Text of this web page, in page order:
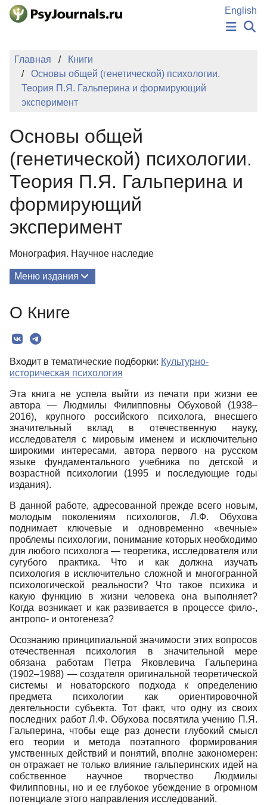
Перейти к основному содержанию
English
ИЗДАНИЯ
АВТОРЫ
ПОДАТЬ РУКОПИСЬ
Регистрация
Главная
Книги
Основы общей (генетической) психологии.
Теория П.Я. Гальперина и формирующий
эксперимент
Основы общей
(генетической) психологии.
Теория П.Я. Гальперина и
формирующий
эксперимент
Монография. Научное наследие
Меню издания
Текст
О Книге
Входит в тематические подборки: Культурно-
историческая психология
Эта книга не успела выйти из печати при жизни ее
автора — Людмилы Филипповны Обуховой (1938–
2016), крупного российского психолога, внесшего
значительный вклад в отечественную науку,
исследователя с мировым именем и исключительно
широкими интересами, автора первого на русском
языке фундаментального учебника по детской и
возрастной психологии (1995 и последующие годы
издания).
В данной работе, адресованной прежде всего новым,
молодым поколениям психологов, Л.Ф. Обухова
поднимает ключевые и одновременно «вечные»
проблемы психологии, понимание которых необходимо
для любого психолога — теоретика, исследователя или
сугубого практика. Что и как должна изучать
психология в исключительно сложной и многогранной
психологической реальности? Что такое психика и
какую функцию в жизни человека она выполняет?
Когда возникает и как развивается в процессе фило-,
антропо- и онтогенеза?
Осознанию принципиальной значимости этих вопросов
отечественная психология в значительной мере
обязана работам Петра Яковлевича Гальперина
(1902–1988) — создателя оригинальной теоретической
системы и новаторского подхода к определению
предмета психологии как ориентировочной
деятельности субъекта. Тот факт, что одну из своих
последних работ Л.Ф. Обухова посвятила учению П.Я.
Гальперина, чтобы еще раз донести глубокий смысл
его теории и метода поэтапного формирования
умственных действий и понятий, вполне закономерен:
он отражает не только влияние гальперинских идей на
собственное научное творчество Людмилы
Филипповны, но и ее глубокое убеждение в огромном
потенциале этого направления исследований.